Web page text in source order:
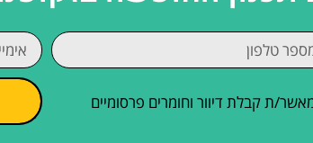
ת קבלת דיוור וחומרים פרסומיים